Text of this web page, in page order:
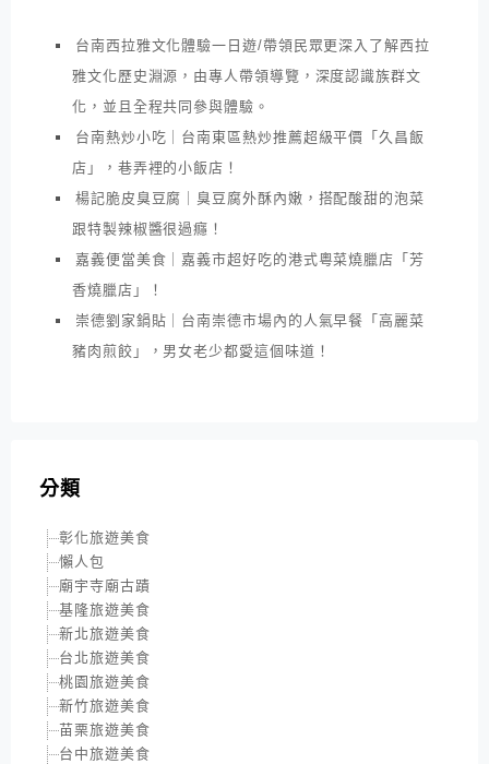
台南西拉雅文化體驗一日遊/帶領民眾更深入了解西拉
雅文化歷史淵源，由專人帶領導覽，深度認識族群文
化，並且全程共同參與體驗。
台南熱炒小吃｜台南東區熱炒推薦超級平價「久昌飯
店」，巷弄裡的小飯店！
楊記脆皮臭豆腐｜臭豆腐外酥內嫩，搭配酸甜的泡菜
跟特製辣椒醬很過癮！
嘉義便當美食｜嘉義市超好吃的港式粵菜燒臘店「芳
香燒臘店」！
崇德劉家鍋貼｜台南崇德市場內的人氣早餐「高麗菜
豬肉煎餃」，男女老少都愛這個味道！
分類
彰化旅遊美食
懶人包
廟宇寺廟古蹟
基隆旅遊美食
新北旅遊美食
台北旅遊美食
桃園旅遊美食
新竹旅遊美食
苗栗旅遊美食
台中旅遊美食